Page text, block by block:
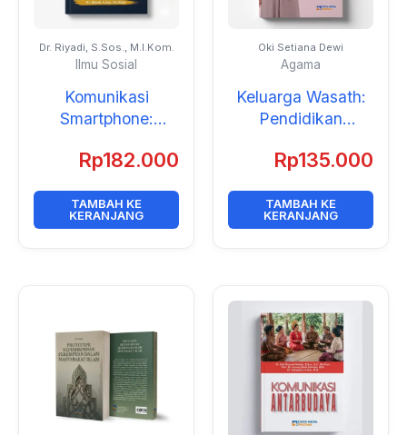
Dr. Riyadi, S.Sos., M.I.Kom.
Ilmu Sosial
Komunikasi
Smartphone:
Kesehatan Mental
Perspektif Ilmu
Komunikasi
Rp182.000
TAMBAH KE
KERANJANG
Oki Setiana Dewi
Agama
Keluarga Wasath:
Pendidikan
Digital
Rp135.000
TAMBAH KE
KERANJANG